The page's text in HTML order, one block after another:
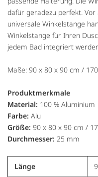
dafür geradezu perfekt.
universale Winkelstange
Winkelstange für Ihren
jedem Bad integriert
Maße: 90 x 80 x 90 cm /
Produktmerkmale
Material: 100 % Aluminium
Farbe: Alu
Größe: 90 x 80 x 90 cm /
Durchmesser: 25 mm
Länge